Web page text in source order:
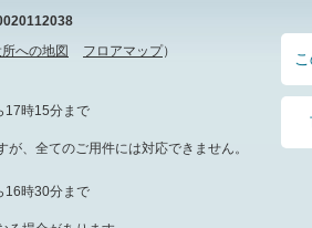
への地図
フロアマップ）
時15分まで
、全てのご用件には対応できません。
時30分まで